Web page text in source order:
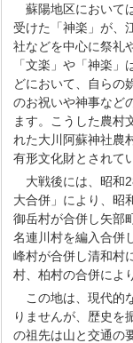
蘇陽地区において
受けた「神楽」が、
社などを中心に祭礼
「文楽」や「神楽
どにおいて、自らの
のお祝いや神事など
ます。こうした農村
れた大川阿蘇神社農
有形文化財とされて
大戦後には、昭和
大合併」により、昭
御岳村が合併し矢部
名連川村を編入合併
峰村が合併し清和村
村、柏村の合併によ
この地は、現代的
りませんが、歴史を
の祖先は山と交通の